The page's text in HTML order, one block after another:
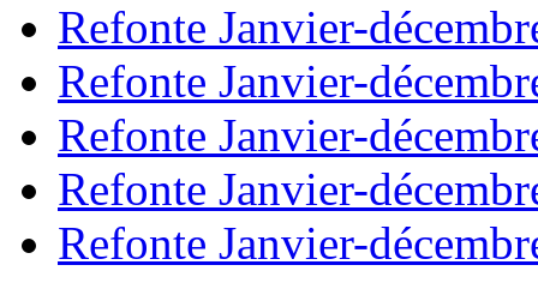
Refonte Janvier-
Refonte Janvier-
Refonte Janvier-
Refonte Janvier-
Refonte Janvier-